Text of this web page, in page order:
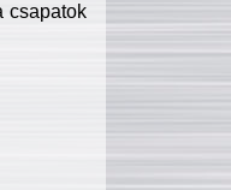
csapatok